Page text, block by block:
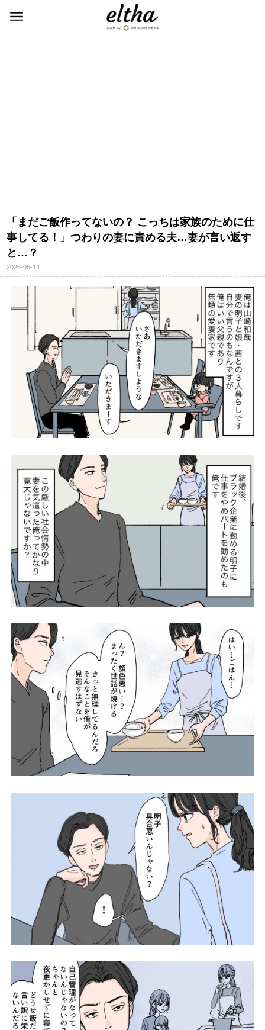
「まだご飯作ってないの？ こっちは家族のために仕
事してる！」つわりの妻に責める夫…妻が言い返す
と…？
2026-05-14